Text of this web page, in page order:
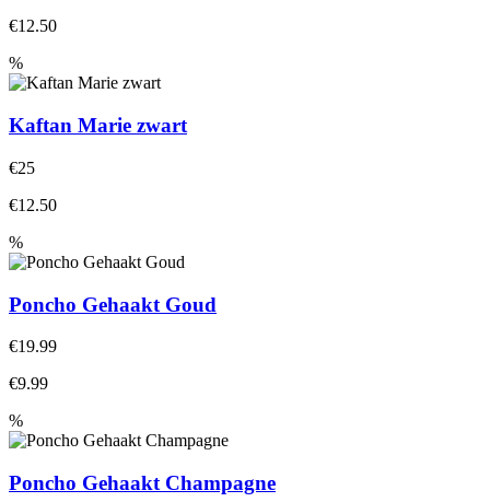
€12.50
%
Kaftan Marie zwart
€25
€12.50
%
Poncho Gehaakt Goud
€19.99
€9.99
%
Poncho Gehaakt Champagne